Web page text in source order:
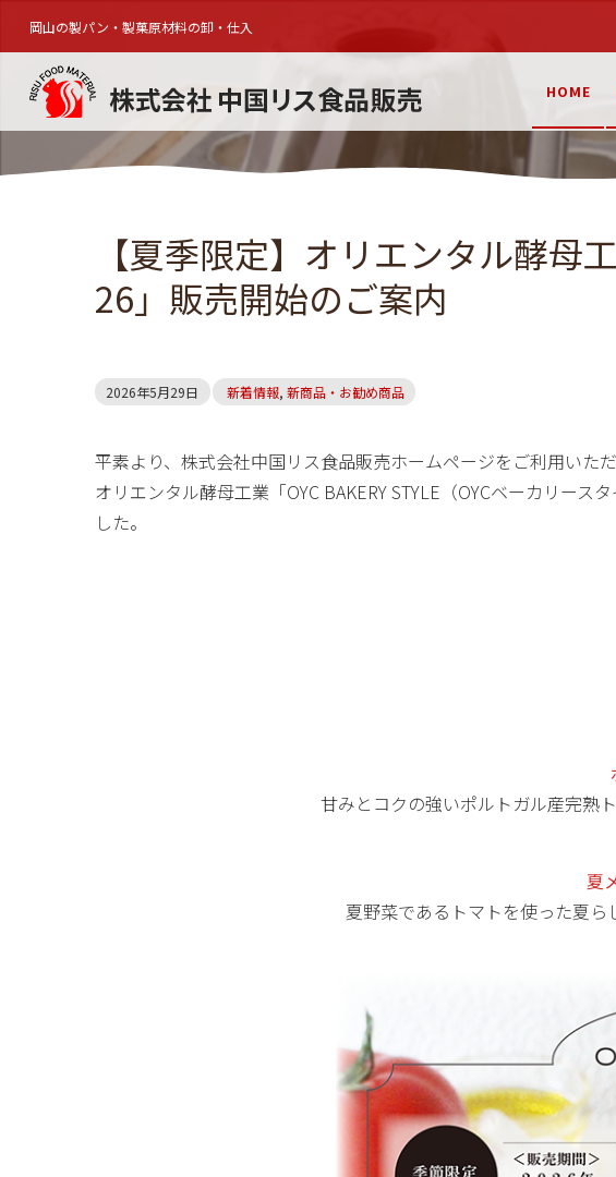
HOME
岡山の製パン・製菓原材料の卸・仕入
【夏季限定】オリエンタル酵母
26」販売開始のご案内
2026年5月29日 新着情報, 新商品・お勧め商品
平素より、株式会社中国リス食品販売ホームページをご利用いた
オリエンタル酵母工業「OYC BAKERY STYLE（OYCベーカリース
した。
甘みとコクの強いポルトガル産完熟
夏
夏野菜であるトマトを使った夏ら